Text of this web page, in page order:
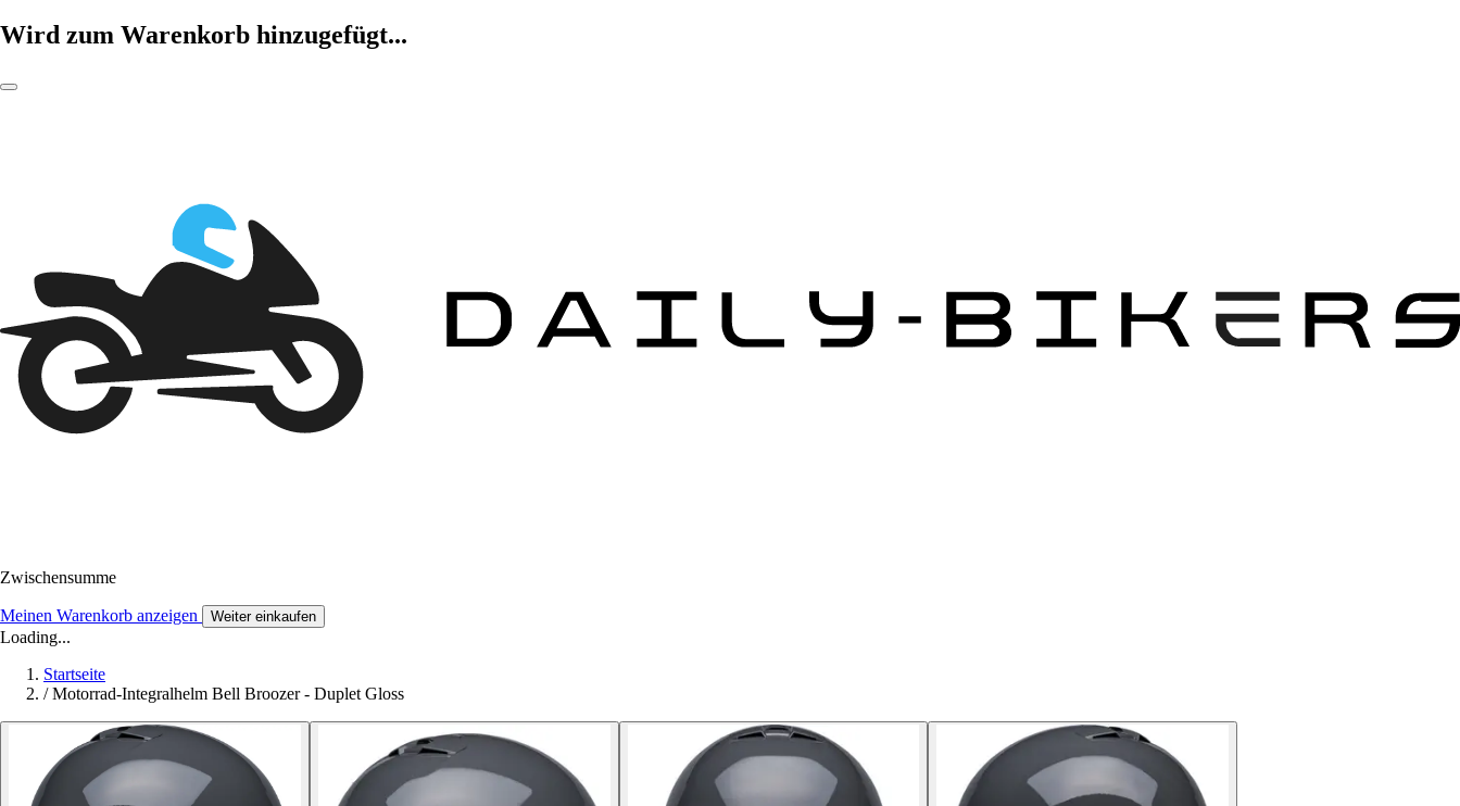
Wird zum Warenkorb hinzugefügt...
Zwischensumme
Meinen Warenkorb anzeigen Weiter einkaufen
Loading...
Startseite
/ Motorrad-Integralhelm Bell Broozer - Duplet Gloss